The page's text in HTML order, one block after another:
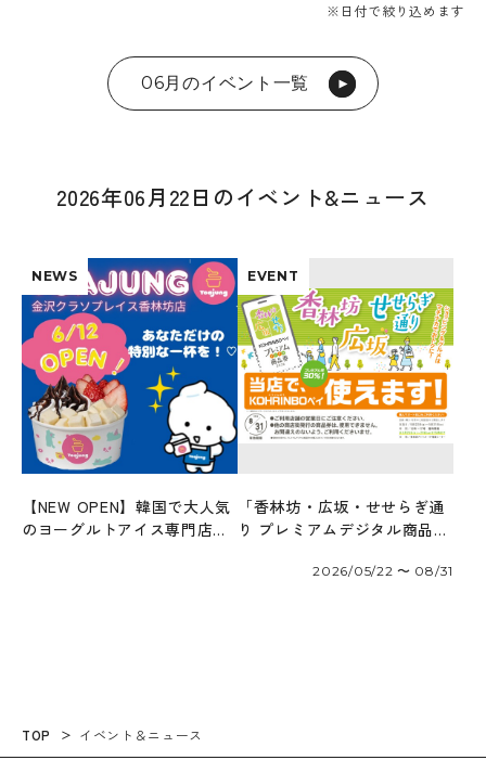
※日付で絞り込めます
06月のイベント一覧
2026年06月22日のイベント&ニュース
NEWS
【NEW OPEN】韓国で大人気
のヨーグルトアイス専門店
EVENT
「香林坊・広坂・せせらぎ通
り プレミアムデジタル商品券
2026/05/22 〜 08/31
TOP イベント＆ニュース